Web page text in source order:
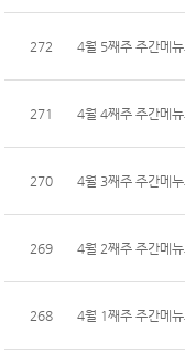
272 4월 5째주 주간메
271 4월 4째주 주간메
270 4월 3째주 주간메
269 4월 2째주 주간메
268 4월 1째주 주간메